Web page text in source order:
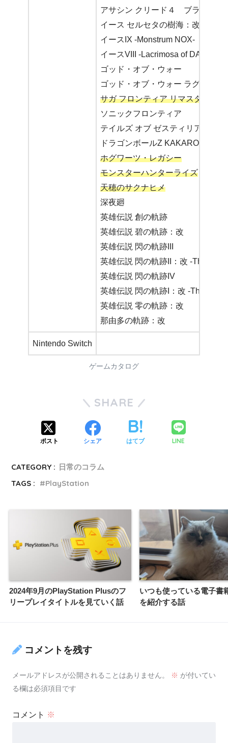
アサシン クリード４ ブラック フ
イース セルセタの樹海：改
イースIX -Monstrum NOX-
イースVIII -Lacrimosa of DANA-
ゴッド・オブ・ウォー
ゴッド・オブ・ウォー ラグナロク
サガ フロンティア リマスター
ソニックフロンティア
テイルズ オブ ゼスティリア
ドラゴンボールZ KAKAROT
ホグワーツ・レガシー
モンスターハンターライズ
天穂のサクナヒメ
深夜廻
英雄伝説 創の軌跡
英雄伝説 碧の軌跡：改
英雄伝説 閃の軌跡III
英雄伝説 閃の軌跡II：改 -The
英雄伝説 閃の軌跡IV
英雄伝説 閃の軌跡I：改 -Thors
英雄伝説 零の軌跡：改
那由多の軌跡：改
Nintendo Switch
ゲームカタログ
SHARE
ポスト シェア はてブ LINE
CATEGORY : 日常のコラム
TAGS :
PlayStation
2024年9月のPlayStation Plusのフ
リープレイタイトルを見ていく話
いつも使っている電子書
を紹介する話
コメントを残す
メールアドレスが公開されることはありません。 ※ が付いてい
る欄は必須項目です
コメント ※